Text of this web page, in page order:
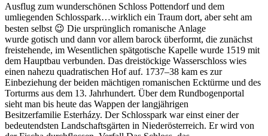
Ausflug zum wunderschönen Schloss Pottendorf und dem
umliegenden Schlosspark…wirklich ein Traum dort, aber seht am
besten selbst 😉 Die ursprünglich romanische Anlage
wurde gotisch und dann vor allem barock überformt, die zunächst
freistehende, im Wesentlichen spätgotische Kapelle wurde 1519 mit
dem Hauptbau verbunden. Das dreistöckige Wasserschloss wies
einen nahezu quadratischen Hof auf. 1737–38 kam es zur
Einbeziehung der beiden mächtigen romanischen Ecktürme und des
Torturms aus dem 13. Jahrhundert. Über dem Rundbogenportal
sieht man bis heute das Wappen der langjährigen
Besitzerfamilie Esterházy. Der Schlosspark war einst einer der
bedeutendsten Landschaftsgärten in Niederösterreich. Er wird von